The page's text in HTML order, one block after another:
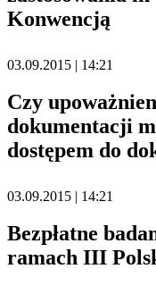
Konwencją
03.09.2015 | 14:21
Czy
dokumentacji
dostępem do
03.09.2015 | 14:21
Bezpłatne
ramach III